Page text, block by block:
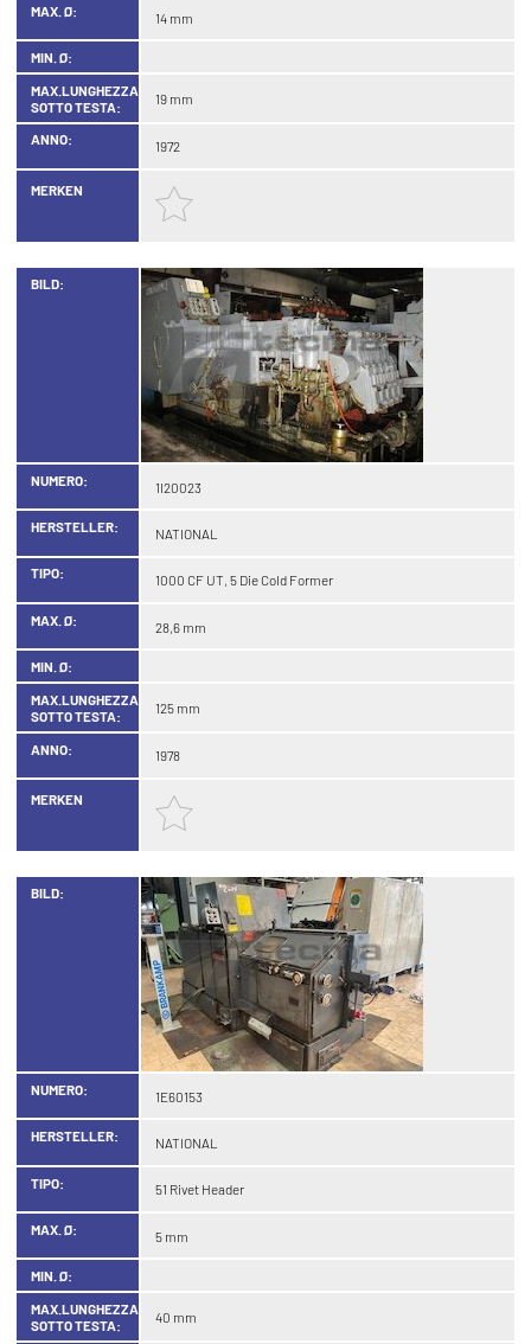
MAX. Ø: 14 mm
MIN. Ø:
MAX.LUNGHEZZA
SOTTO TESTA:
19 mm
ANNO: 1972
MERKEN
BILD:
NUMERO: 1I20023
HERSTELLER: NATIONAL
TIPO: 1000 CF UT, 5 Die Cold Former
MAX. Ø: 28,6 mm
MIN. Ø:
MAX.LUNGHEZZA
SOTTO TESTA:
125 mm
ANNO: 1978
MERKEN
BILD:
NUMERO: 1E60153
HERSTELLER: NATIONAL
TIPO: 51 Rivet Header
MAX. Ø: 5 mm
MIN. Ø:
MAX.LUNGHEZZA
SOTTO TESTA:
40 mm